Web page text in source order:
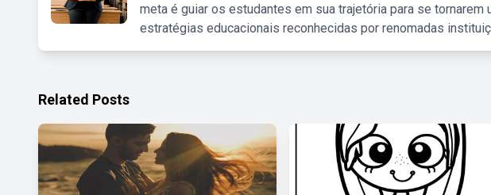
meta é guiar os estudantes em sua trajetória para se tornarem
estratégias educacionais reconhecidas por renomadas
Related Posts